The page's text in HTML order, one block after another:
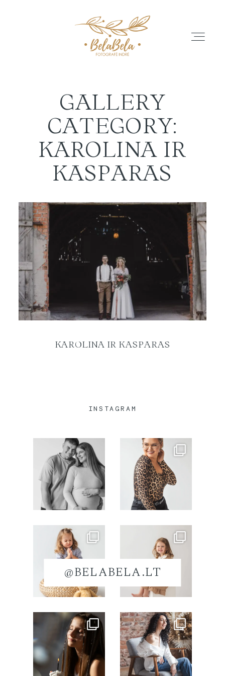
APIE
GALERIJA
ATSILIEPIMAI
PASLAUGŲ PASIŪLYMAI
SUSISIEKITE
GALLERY
CATEGORY:
KAROLINA IR
KASPARAS
KAROLINA IR KASPARAS
INSTAGRAM
@BELABELA.LT